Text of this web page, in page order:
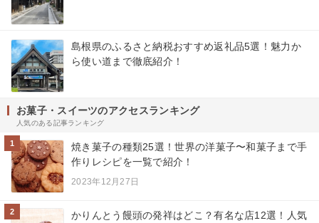
島根県のふるさと納税おすすめ返礼品5選！魅力か
ら使い道まで徹底紹介！
お菓子・スイーツのアクセスランキング
人気のある記事ランキング
1
焼き菓子の種類25選！世界の洋菓子〜和菓子まで手
作りレシピを一覧で紹介！
2023年12月27日
2
かりんとう饅頭の発祥はどこ？有名な店12選！人気